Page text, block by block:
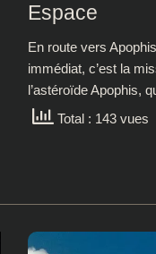
Espace
En route vers
immédiat, c’est la
l’astéroïde Apophis,
Total : 143 vues